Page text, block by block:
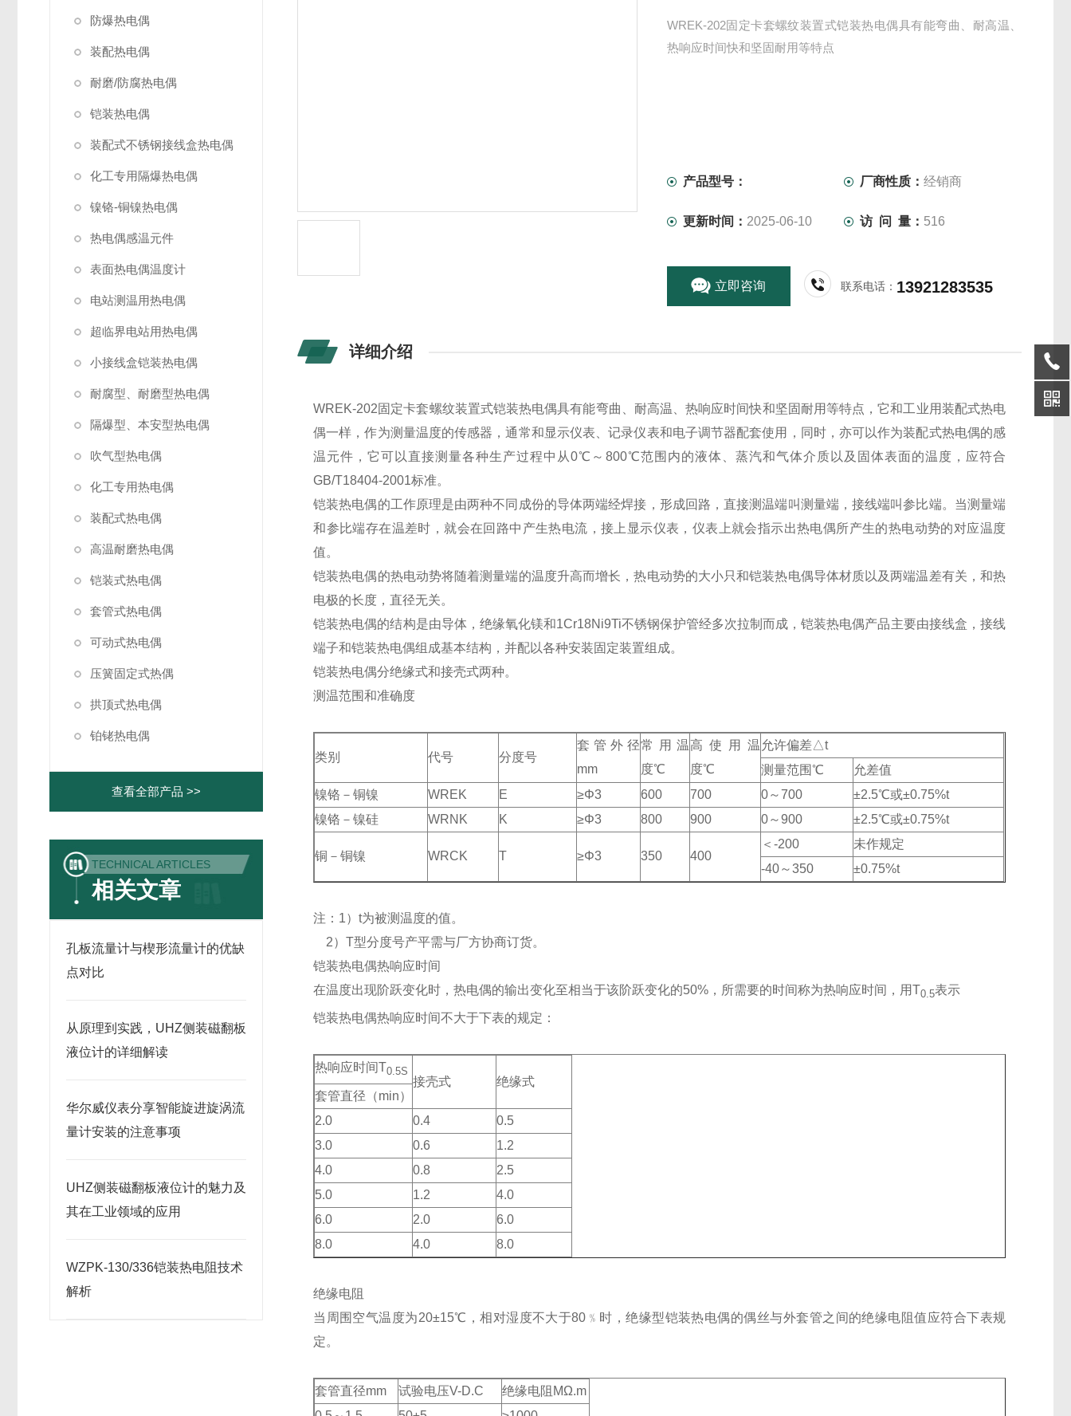
防爆热电偶
装配热电偶
耐磨/防腐热电偶
铠装热电偶
装配式不锈钢接线盒热电偶
化工专用隔爆热电偶
镍铬-铜镍热电偶
热电偶感温元件
表面热电偶温度计
电站测温用热电偶
超临界电站用热电偶
小接线盒铠装热电偶
耐腐型、耐磨型热电偶
隔爆型、本安型热电偶
吹气型热电偶
化工专用热电偶
装配式热电偶
高温耐磨热电偶
铠装式热电偶
套管式热电偶
可动式热电偶
压簧固定式热偶
拱顶式热电偶
铂铑热电偶
查看全部产品 >>
TECHNICAL ARTICLES
相关文章
孔板流量计与楔形流量计的优缺
点对比
从原理到实践，UHZ侧装磁翻板
液位计的详细解读
华尔威仪表分享智能旋进旋涡流
量计安装的注意事项
UHZ侧装磁翻板液位计的魅力及
其在工业领域的应用
WZPK-130/336铠装热电阻技术
解析
WREK-202固定卡套螺纹装置式铠装热电偶具有能弯曲、耐高温、
热响应时间快和坚固耐用等特点
产品型号： 厂商性质：经销商
更新时间： 2025-06-10 访 问 量： 516
立即咨询 联系电话： 13921283535
详细介绍
WREK-202固定卡套螺纹装置式铠装热电偶具有能弯曲、耐高温、热响应时间快和坚固耐用等特点，它和工业用装配式热电
偶一样，作为测量温度的传感器，通常和显示仪表、记录仪表和电子调节器配套使用，同时，亦可以作为装配式热电偶的感
温元件，它可以直接测量各种生产过程中从0℃～800℃范围内的液体、蒸汽和气体介质以及固体表面的温度，应符合
GB/T18404-2001标准。
铠装热电偶的工作原理是由两种不同成份的导体两端经焊接，形成回路，直接测温端叫测量端，接线端叫参比端。当测量端
和参比端存在温差时，就会在回路中产生热电流，接上显示仪表，仪表上就会指示出热电偶所产生的热电动势的对应温度
值。
铠装热电偶的热电动势将随着测量端的温度升高而增长，热电动势的大小只和铠装热电偶导体材质以及两端温差有关，和热
电极的长度，直径无关。
铠装热电偶的结构是由导体，绝缘氧化镁和1Cr18Ni9Ti不锈钢保护管经多次拉制而成，铠装热电偶产品主要由接线盒，接线
端子和铠装热电偶组成基本结构，并配以各种安装固定装置组成。
铠装热电偶分绝缘式和接壳式两种。
测温范围和准确度
类别 代号 分度号
套管外径
mm
常用温
度℃
高使用温
度℃
允许偏差△t
测量范围℃
允差值
镍铬－铜镍
WREK E ≥Φ3 600 700 0～700
±2.5℃或±0.75%t
镍铬－镍硅
WRNK K ≥Φ3 800 900 0～900 ±2.5℃或±0.75%t
铜－铜镍 WRCK T ≥Φ3 350 400
＜-200
未作规定
-40～350
±0.75%t
注：1）t为被测温度的值。
2）T型分度号产平需与厂方协商订货。
铠装热电偶热响应时间
在温度出现阶跃变化时，热电偶的输出变化至相当于该阶跃变化的50%，所需要的时间称为热响应时间，用T0.5表示
铠装热电偶热响应时间不大于下表的规定：
热响应时间T0.5S
接壳式
绝缘式
套管直径（min）
2.0
0.4
0.5
3.0
0.6
1.2
4.0
0.8
2.5
5.0
1.2
4.0
6.0
2.0
6.0
8.0
4.0 8.0
绝缘电阻
当周围空气温度为20±15℃，相对湿度不大于80﹪时，绝缘型铠装热电偶的偶丝与外套管之间的绝缘电阻值应符合下表规
定。
套管直径mm 试验电压V-D.C
绝缘电阻MΩ.m